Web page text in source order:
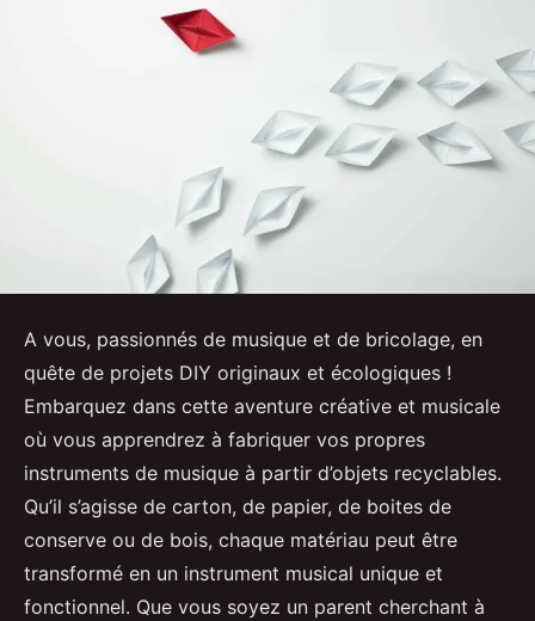
A vous, passionnés de musique et de bricolage, en
quête de projets DIY originaux et écologiques !
Embarquez dans cette aventure créative et musicale
où vous apprendrez à fabriquer vos propres
instruments de musique à partir d’objets recyclables.
Qu’il s’agisse de carton, de papier, de boites de
conserve ou de bois, chaque matériau peut être
transformé en un instrument musical unique et
fonctionnel. Que vous soyez un parent cherchant à